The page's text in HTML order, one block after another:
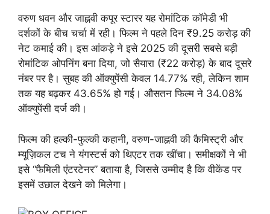
वरुण धवन और जाह्नवी कपूर स्टारर यह रोमांटिक कॉमेडी भी
दर्शकों के बीच चर्चा में रही। फिल्म ने पहले दिन ₹9.25 करोड़ की
नेट कमाई की। इस आंकड़े ने इसे 2025 की दूसरी सबसे बड़ी
रोमांटिक ओपनिंग बना दिया, जो सैयारा (₹22 करोड़) के बाद दूसरे
नंबर पर है। सुबह की ऑक्युपेंसी केवल 14.77% रही, लेकिन शाम
तक यह बढ़कर 43.65% हो गई। औसतन फिल्म ने 34.08%
ऑक्युपेंसी दर्ज की।
फिल्म की हल्की-फुल्की कहानी, वरुण-जाह्नवी की कैमिस्ट्री और
म्यूज़िकल टच ने यंगस्टर्स को थिएटर तक खींचा। समीक्षकों ने भी
इसे “फैमिली एंटरटेनर” बताया है, जिससे उम्मीद है कि वीकेंड पर
इसमें उछाल देखने को मिलेगा।